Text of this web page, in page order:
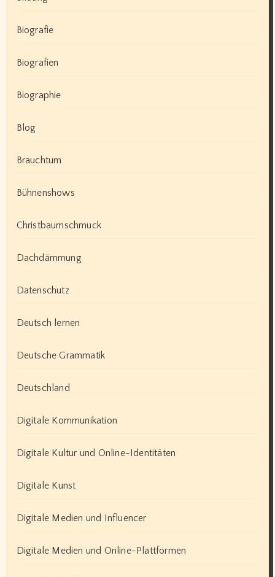
Biografie
Biografien
Biographie
Blog
Brauchtum
Bühnenshows
Christbaumschmuck
Dachdämmung
Datenschutz
Deutsch lernen
Deutsche Grammatik
Deutschland
Digitale Kommunikation
Digitale Kultur und Online-Identitäten
Digitale Kunst
Digitale Medien und Influencer
Digitale Medien und Online-Plattformen